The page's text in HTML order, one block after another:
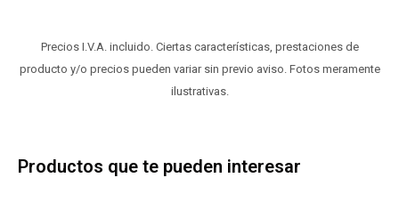
Precios I.V.A. incluido. Ciertas características, prestaciones de
producto y/o precios pueden variar sin previo aviso. Fotos meramente
ilustrativas.
Productos que te pueden interesar